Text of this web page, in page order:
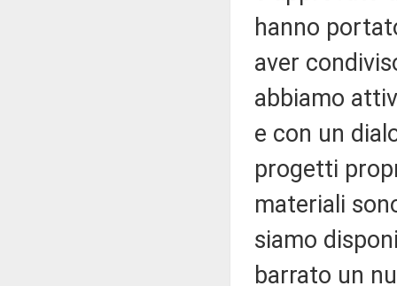
hanno
aver
abbiamo
e con un
progetti
materiali
siamo
barrato un